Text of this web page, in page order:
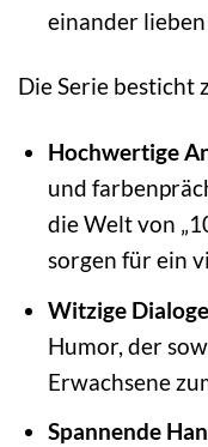
einander
Die Serie besticht
Hochwertige
und
die Welt von
sorgen für ein
Witzige
Humor, der
Erwachsene
Spannende